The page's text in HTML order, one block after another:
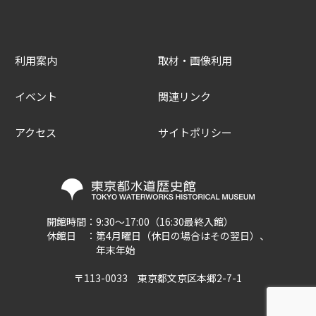
開館時間： 9:30～17:00（16:30最終入館）
休館日 ： 第4月曜日（休日の場合はその翌日）、
年末年始
〒113-0033 東京都文京区本郷2-7-1
利用案内
イベント
アクセス
取材・画像利用
関連リンク
サイトポリシー